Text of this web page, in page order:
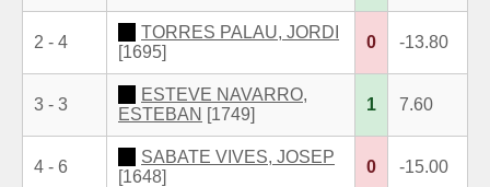
2 - 4
TORRES PALAU, JORDI
[1695]
0 -13.80
3 - 3
ESTEVE NAVARRO,
ESTEBAN [1749]
1 7.60
4 - 6
SABATE VIVES, JOSEP
[1648]
0 -15.00